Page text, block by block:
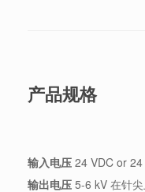
产品规格
输入电压 24 VDC or
输出电压 5-6 kV 在针